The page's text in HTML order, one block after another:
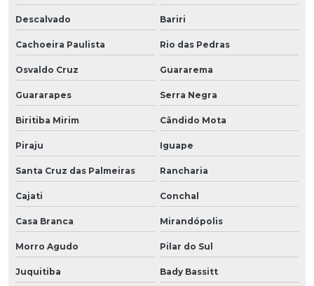
Descalvado Bariri
Cachoeira Paulista Rio das Pedras
Osvaldo Cruz Guararema
Guararapes Serra Negra
Biritiba Mirim Cândido Mota
Piraju Iguape
Santa Cruz das Palmeiras Rancharia
Cajati Conchal
Casa Branca Mirandópolis
Morro Agudo Pilar do Sul
Juquitiba Bady Bassitt